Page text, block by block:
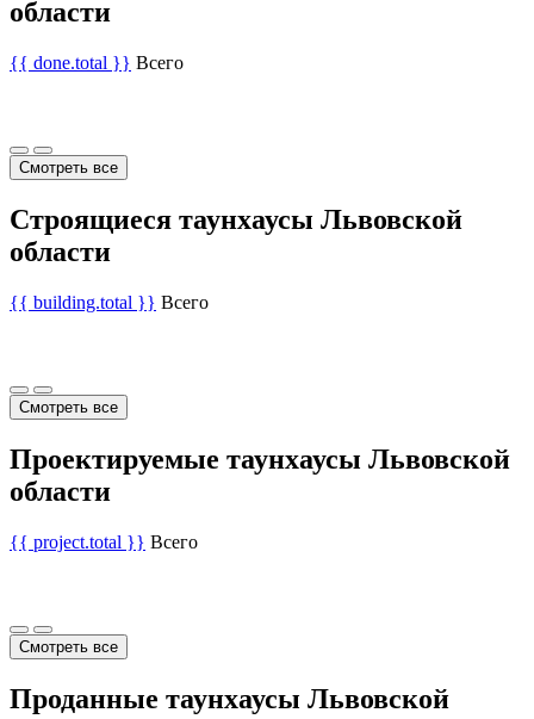
области
{{ done.total }} Всего
Смотреть все
Строящиеся таунхаусы Львовской
области
{{ building.total }} Всего
Смотреть все
Проектируемые таунхаусы Львовской
области
{{ project.total }} Всего
Смотреть все
Проданные таунхаусы Львовской